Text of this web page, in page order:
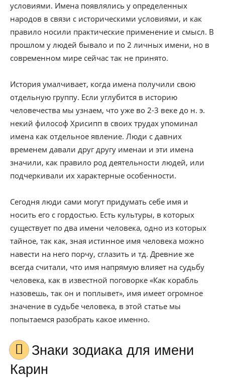
условиями. Имена появлялись у определенных
народов в связи с историческими условиями, и как
правило носили практические применение и смысл. В
прошлом у людей бывало и по 2 личных имени, но в
современном мире сейчас так не принято.
История умалчивает, когда имена получили свою
отдельную группу. Если углубится в историю
человечества мы узнаем, что уже во 2-3 веке до н. э.
некий философ Хрисипп в своих трудах упоминал
имена как отдельное явление. Люди с давних
временем давали друг другу именаи и эти имена
значили, как правило род деятельности людей, или
подчеркивали их характерные особенности.
Сегодня люди сами могут придумать себе имя и
носить его с гордостью. Есть культуры, в которых
существует по два имени человека, одно из которых
тайное, так как, зная истинное имя человека можно
навести на него порчу, сглазить и тд. Древние же
всегда считали, что имя напрямую влияет на судьбу
человека, как в известной поговорке «Как корабль
назовешь, так он и поплывет», имя имеет огромное
значение в судьбе человека, в этой статье мы
попытаемся разобрать какое именно.
Знаки зодиака для имени
Карин